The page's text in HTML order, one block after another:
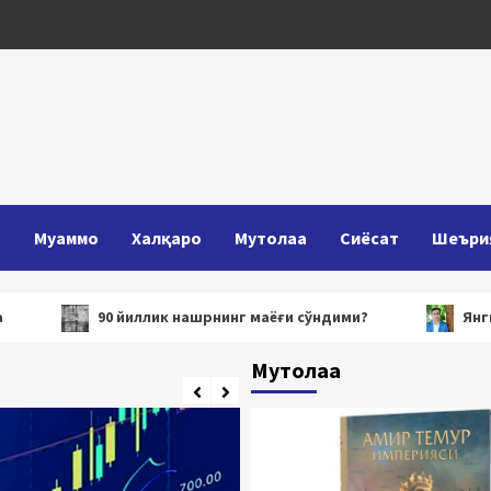
Муаммо Халқаро Мутолаа Сиёсат
90 йиллик нашрнинг маёғи сўндими? Янги
Мутолаа